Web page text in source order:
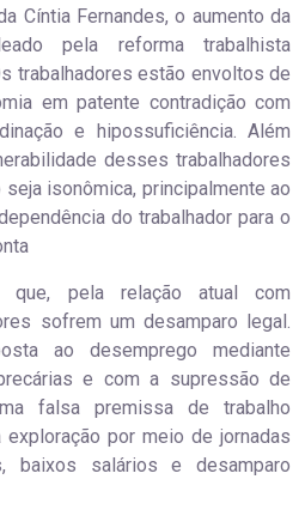
Cíntia Fernandes, o aumento da
pela reforma trabalhista
trabalhadores estão envoltos de
em patente contradição com
e hipossuficiência. Além
desses trabalhadores
isonômica, principalmente ao
do trabalhador para o
que, pela relação atual com
sofrem um desamparo legal.
ao desemprego mediante
e com a supressão de
falsa premissa de trabalho
por meio de jornadas
baixos salários e desamparo